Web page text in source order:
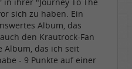
sich zu haben. Ein
Album, das
den Krautrock-Fan
Album, das ich seit
- 9 Punkte auf einer